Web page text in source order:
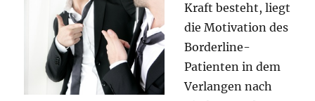
Kraft besteht, liegt
die Motivation des
Borderline-
Patienten in dem
Verlangen nach